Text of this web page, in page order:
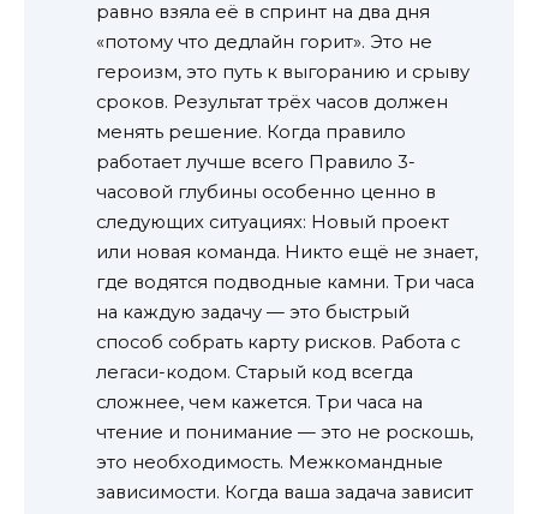
равно взяла её в спринт на два дня
«потому что дедлайн горит». Это не
героизм, это путь к выгоранию и срыву
сроков. Результат трёх часов должен
менять решение. Когда правило
работает лучше всего Правило 3-
часовой глубины особенно ценно в
следующих ситуациях: Новый проект
или новая команда. Никто ещё не знает,
где водятся подводные камни. Три часа
на каждую задачу — это быстрый
способ собрать карту рисков. Работа с
легаси-кодом. Старый код всегда
сложнее, чем кажется. Три часа на
чтение и понимание — это не роскошь,
это необходимость. Межкомандные
зависимости. Когда ваша задача зависит